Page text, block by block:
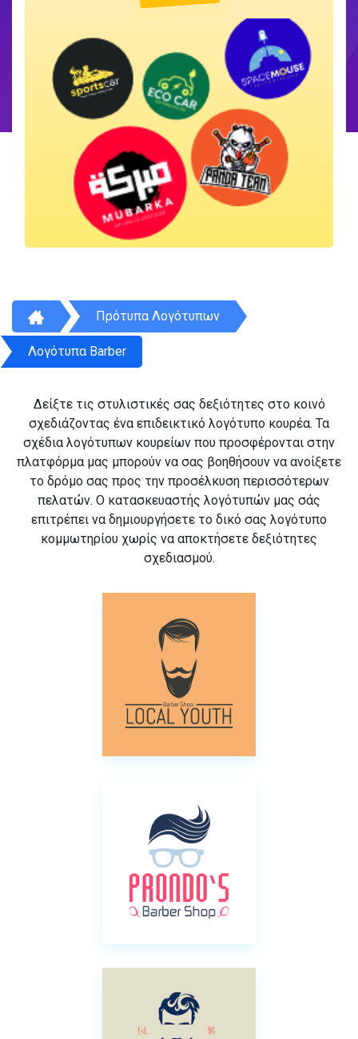
Πρότυπα Λογότυπων
Λογότυπα Barber
Δείξτε τις στυλιστικές σας δεξιότητες στο κοινό
σχεδιάζοντας ένα επιδεικτικό λογότυπο κουρέα. Τα
σχέδια λογότυπων κουρείων που προσφέρονται στην
πλατφόρμα μας μπορούν να σας βοηθήσουν να ανοίξετε
το δρόμο σας προς την προσέλκυση περισσότερων
πελατών. Ο κατασκευαστής λογότυπών μας σάς
επιτρέπει να δημιουργήσετε το δικό σας λογότυπο
κομμωτηρίου χωρίς να αποκτήσετε δεξιότητες
σχεδιασμού.